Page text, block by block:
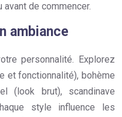
de commencer.
ambiance
personnalité. Explorez
et fonctionnalité), bohème
(look brut), scandinave
style influence les